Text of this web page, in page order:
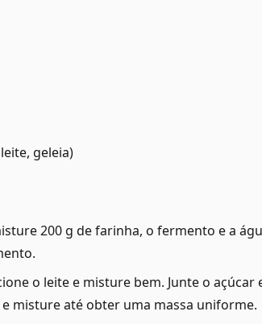
geleia)
200 g de farinha, o fermento e a
o leite e misture bem. Junte o açúcar
misture até obter uma massa uniforme.